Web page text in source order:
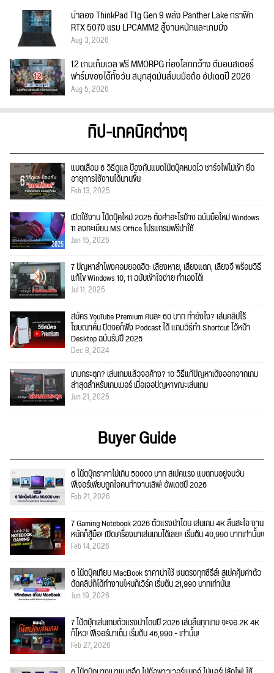
น่าลอง ThinkPad T1g Gen 9 พลัง Panther Lake กราฟิก
RTX 5070 แรม LPCAMM2 สู้งานหนักและเกมมิ่ง
Aug 3, 2026
12 เกมเก็บเวล ฟรี MMORPG ท่องโลกกว้าง ตีมอนสเตอร์
ฟาร์มของได้ทั้งวัน สนุกสุดมันส์บนมือถือ อัปเดตปี 2026
Aug 5, 2026
ทิป-เทคนิคต่างๆ
แบตเสื่อม 6 วิธีดูแล ป้องกันแบตโน๊ตบุ๊คหมดไว ชาร์จไฟไม่เข้า ยืด
อายุการใช้งานได้นานขึ้น
Feb 13, 2025
เปิดใช้งาน โน๊ตบุ๊คใหม่ 2025 ตั้งค่าอะไรบ้าง ฉบับมือใหม่ Windows
11 ลงทะเบียน MS Office โปรแกรมฟรีน่าใช้
Jan 15, 2025
7 ปัญหาลำโพงคอมยอดฮิต: เสียงหาย, เสียงแตก, เสียงจี่ พร้อมวิธี
แก้ไข Windows 10, 11 ฉบับเข้าใจง่าย ทำเองได้!
Jul 11, 2025
สมัคร YouTube Premium คนละ 60 บาท ทำยังไง? เล่นคลิปไร้
โฆษณาคั่น ปิดจอก็ฟัง Podcast ได้ แถมวิธีทำ Shortcut ไว้หน้า
Desktop ฉบับรับปี 2025
Dec 8, 2024
เกมกระตุก? เล่นเกมแล้วจอค้าง? 10 วิธีแก้ปัญหาเด้งออกจากเกม
ล่าสุดสำหรับเกมเมอร์ เมื่อเจอปัญหาขณะเล่นเกม
Jun 21, 2025
Buyer Guide
6 โน้ตบุ๊กราคาไม่เกิน 50000 บาท สเปคแรง แบตทนอยู่จบวัน
ฟีเจอร์เพียบถูกใจคนทำงานเลิฟ! อัพเดตปี 2026
Feb 21, 2026
7 Gaming Notebook 2026 ตัวแรงน่าโดน เล่นเกม 4K ลื่นสะใจ งาน
หนักก็สู้มือ! เปิดเครื่องมาเล่นเกมได้เลย!! เริ่มต้น 40,990 บาทเท่านั้น!!
Feb 14, 2026
6 โน้ตบุ๊คเทียบ MacBook ราคาน่าใช้ ชนตรงทุกซีรีส์! สเปคคุ้มค่าตัว
ตัดคลิปก็ได้ทำงานไหนก็เวิร์ค เริ่มต้น 21,990 บาทเท่านั้น!
Jun 19, 2026
7 โน้ตบุ๊กเล่นเกมตัวแรงน่าโดนปี 2026 เล่นลื่นทุกเกม จะจอ 2K 4K
ก็ไหว! ฟีเจอร์มาเต็ม เริ่มต้น 46,990.- เท่านั้น!
Feb 27, 2026